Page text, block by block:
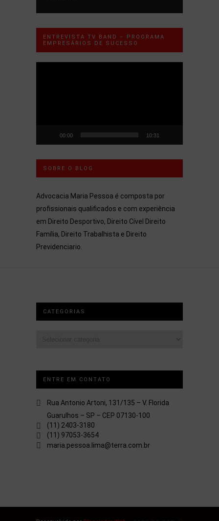
ENTREVISTA TV BAND – PROGRAMA
EMPRESÁRIOS DE SUCESSO
00:00 10:31
SOBRE O BLOG
Advocacia Maria Pessoa é composta por
profissionais qualificados e com experiência
em Direito Desportivo, Direito Cível Direito
Família, Direito Trabalhista e Direito
Previdenciario.
CATEGORIAS
ENTRE EM CONTATO
Rua Antonio Artoni, 131/135 – V. Florida
Guarulhos – SP – CEP 07130-100
(11) 2403-3180
(11) 97053-3654
maria.pessoa.lima@terra.com.br